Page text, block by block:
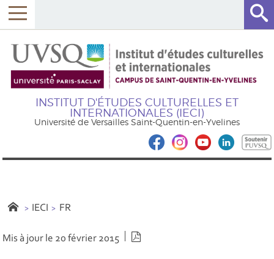
INSTITUT D'ÉTUDES CULTURELLES ET
INTERNATIONALES (IECI)
Université de Versailles Saint-Quentin-en-Yvelines
IECI FR
Mis à jour le 20 février 2015